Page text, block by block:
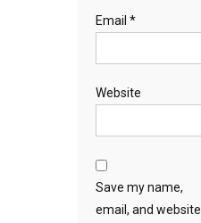
Email *
Website
Save my name,
email, and website